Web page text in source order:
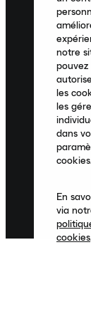
notre
pouvez
les
les
dans
En
via
cookies